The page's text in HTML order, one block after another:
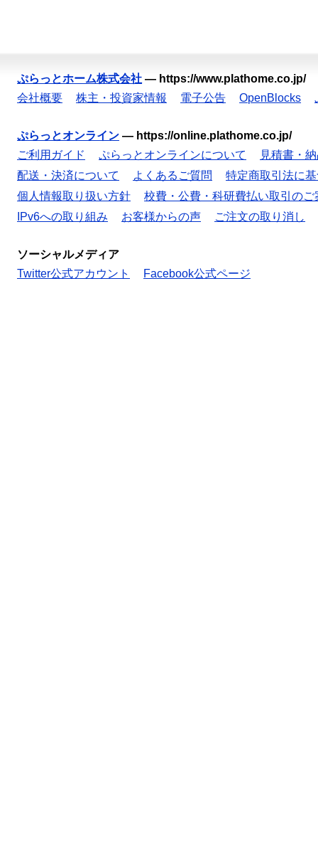
ぷらっとホーム株式会社 — https://www.plathome.co.jp/
会社概要
株主・投資家情報 電子公告 OpenBlocks
ぷらっとオンライン — https://online.plathome.co.jp/
ご利用ガイド
ぷらっとオンラインについて
見積書・
配送・決済について
よくあるご質問
特定商取引法に
個人情報取り扱い方針
校費・公費・科研費払い取引のご
IPv6への取り組み
お客様からの声 ご注文の取り消し
ソーシャルメディア
Twitter公式アカウント
Facebook公式ページ